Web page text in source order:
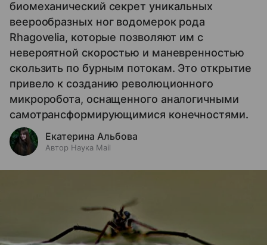
биомеханический секрет уникальных
веерообразных ног водомерок рода
Rhagovelia, которые позволяют им с
невероятной скоростью и маневренностью
скользить по бурным потокам. Это открытие
привело к созданию революционного
микроробота, оснащенного аналогичными
самотрансформирующимися конечностями.
Екатерина Альбова
Автор Наука Mail